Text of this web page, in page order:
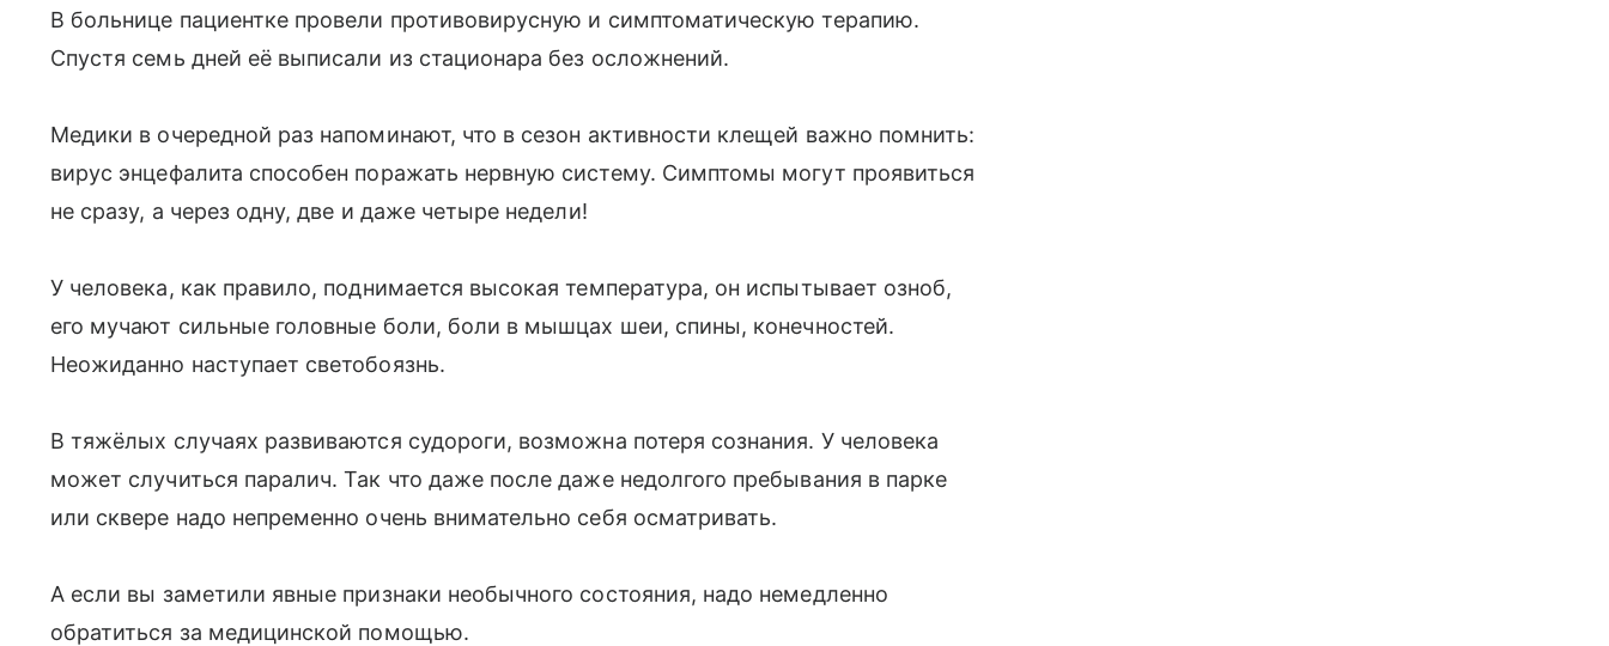
В больнице пациентке провели противовирусную и симптоматическую терапию.
Спустя семь дней её выписали из стационара без осложнений.
Медики в очередной раз напоминают, что в сезон активности клещей важно помнить:
вирус энцефалита способен поражать нервную систему. Симптомы могут проявиться
не сразу, а через одну, две и даже четыре недели!
У человека, как правило, поднимается высокая температура, он испытывает озноб,
его мучают сильные головные боли, боли в мышцах шеи, спины, конечностей.
Неожиданно наступает светобоязнь.
В тяжёлых случаях развиваются судороги, возможна потеря сознания. У человека
может случиться паралич. Так что даже после даже недолгого пребывания в парке
или сквере надо непременно очень внимательно себя осматривать.
А если вы заметили явные признаки необычного состояния, надо немедленно
обратиться за медицинской помощью.